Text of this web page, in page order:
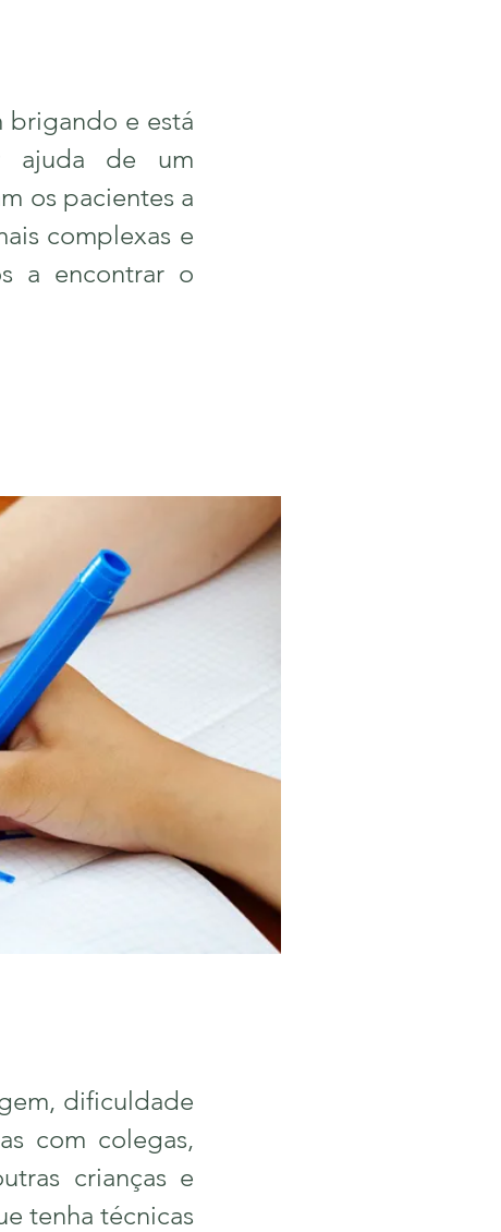
brigando e está
ajuda de um
os pacientes a
complexas e
a encontrar o
dificuldade
com colegas,
crianças e
tenha técnicas